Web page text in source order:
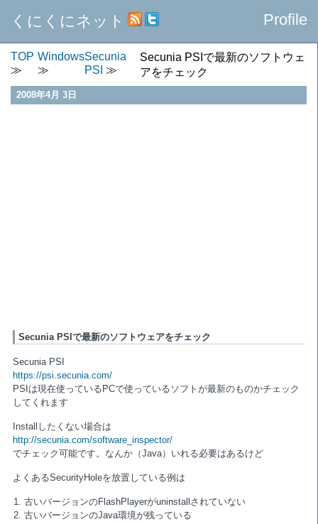
くにくにネット Profile
TOP WindowsSecunia
PSI
Secunia PSIで最新のソフトウェ
アをチェック
2008年4月 3日
Secunia PSIで最新のソフトウェアをチェック
Secunia PSI
https://psi.secunia.com/
PSIは現在使っているPCで使っているソフトが最新のものかチェック
してくれます
Installしたくない場合は
http://secunia.com/software_inspector/
でチェック可能です。なんか（Java）いれる必要はあるけど
よくあるSecurityHoleを放置している例は
古いバージョンのFlashPlayerがuninstallされていない
古いバージョンのJava環境が残っている